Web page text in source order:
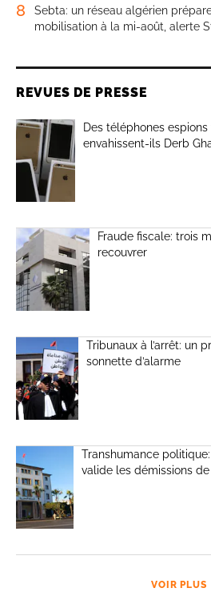
8
Sebta: un réseau algérien
mobilisation à la mi-août, alerte
REVUES DE PRESSE
Des téléphones espions
envahissent-ils Derb
Fraude fiscale: trois
recouvrer
Tribunaux à l’arrêt: un
sonnette d’alarme
Transhumance
valide les démissions
VOIR PLUS